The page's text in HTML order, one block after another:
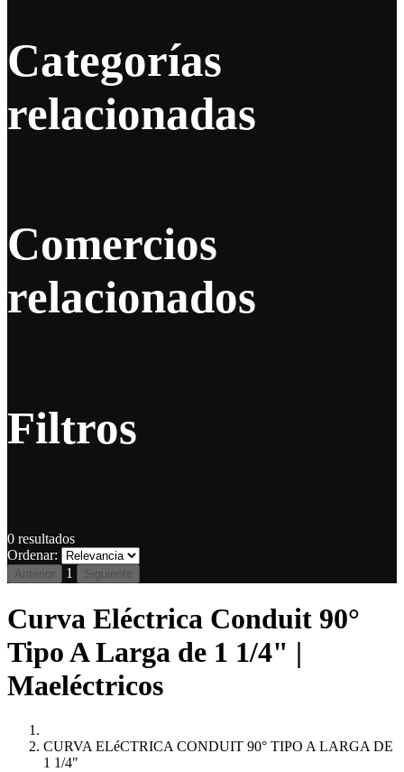
Categorías
relacionadas
Comercios
relacionados
Filtros
0 resultados
Ordenar:
Anterior 1 Siguiente
Curva Eléctrica Conduit 90°
Tipo A Larga de 1 1/4" |
Maeléctricos
CURVA ELéCTRICA CONDUIT 90° TIPO A LARGA DE
1 1/4"